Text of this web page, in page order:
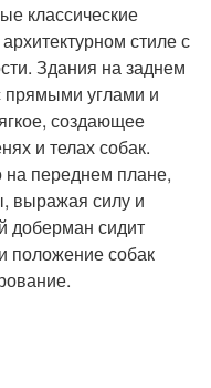
классические
стиле с
Здания на заднем
прямыми углами и
создающее
и телах собак.
переднем плане,
выражая силу и
доберман сидит
положение собак